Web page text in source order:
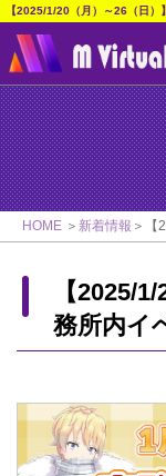
【2025/1/20（月）～26（日
HOME 新着情報
【2025/
務所内イ